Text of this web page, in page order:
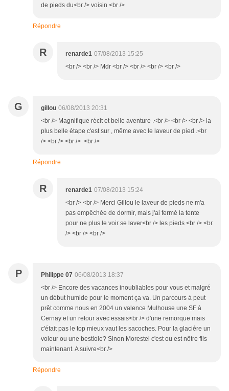
de pieds du<br /> voisin <br />
Répondre
R renarde1 07/08/2013 15:25
<br /> <br /> Mdr <br /> <br /> <br /> <br />
G gillou 06/08/2013 20:31
<br /> Magnifique récit et belle aventure .<br /> <br /> <br /> la
plus belle étape c'est sur , même avec le laveur de pied .<br
/> <br /> <br /> <br />
Répondre
R renarde1 07/08/2013 15:24
<br /> <br /> Merci Gillou le laveur de pieds ne m'a
pas empêchée de dormir, mais j'ai fermé la tente
pour ne plus le voir se laver<br /> les pieds <br /> <br
/> <br /> <br />
P Philippe 07 06/08/2013 18:37
<br /> Encore des vacances inoubliables pour vous et malgré
un début humide pour le moment ça va. Un parcours à peut
prêt comme nous en 2004 un valence Mulhouse une SF à
Cernay et un retour avec essais<br /> d'une remorque mais
c'était pas le top mieux vaut les sacoches. Pour la glaciére un
voleur ou une bestiole? Sinon Morestel c'est ou est nôtre fils
maintenant. A suivre<br />
Répondre